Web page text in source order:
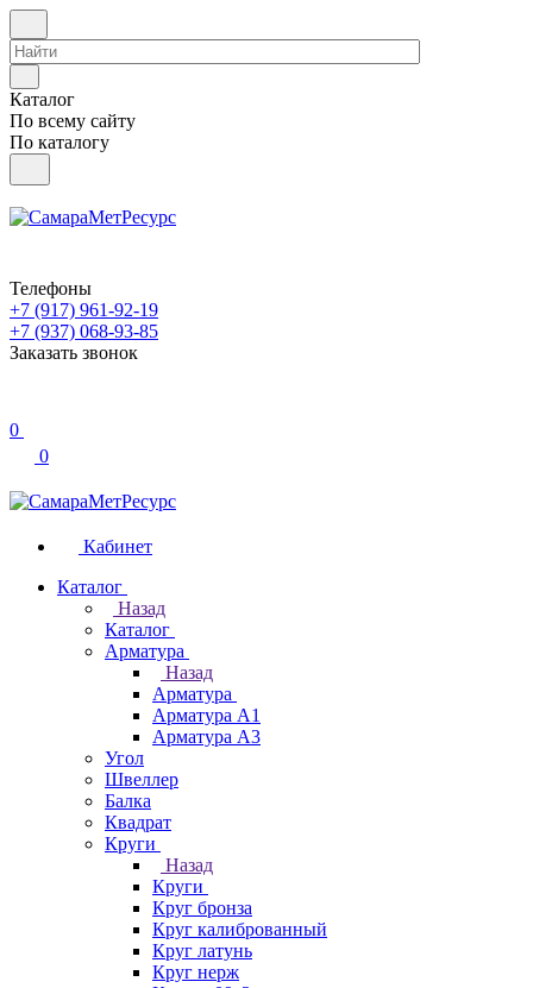
Каталог
По всему сайту
По каталогу
Телефоны
+7 (917) 961-92-19
+7 (937) 068-93-85
Заказать звонок
0
0
Кабинет
Каталог
Назад
Каталог
Арматура
Назад
Арматура
Арматура А1
Арматура А3
Угол
Швеллер
Балка
Квадрат
Круги
Назад
Круги
Круг бронза
Круг калиброванный
Круг латунь
Круг нерж